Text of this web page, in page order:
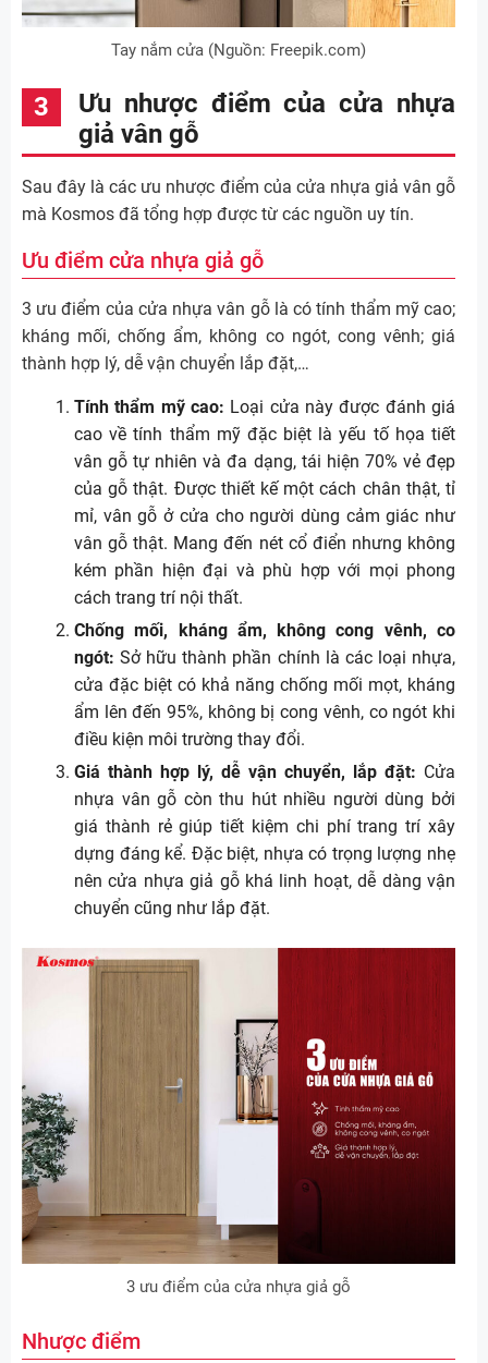
Tay nắm cửa (Nguồn: Freepik.com)
Ưu nhược điểm của cửa nhựa
giả vân gỗ
Sau đây là các ưu nhược điểm của cửa nhựa giả vân gỗ
mà Kosmos đã tổng hợp được từ các nguồn uy tín.
Ưu điểm cửa nhựa giả gỗ
3 ưu điểm của cửa nhựa vân gỗ là có tính thẩm mỹ cao;
kháng mối, chống ẩm, không co ngót, cong vênh; giá
thành hợp lý, dễ vận chuyển lắp đặt,…
Tính thẩm mỹ cao: Loại cửa này được đánh giá
cao về tính thẩm mỹ đặc biệt là yếu tố họa tiết
vân gỗ tự nhiên và đa dạng, tái hiện 70% vẻ đẹp
của gỗ thật. Được thiết kế một cách chân thật, tỉ
mỉ, vân gỗ ở cửa cho người dùng cảm giác như
vân gỗ thật. Mang đến nét cổ điển nhưng không
kém phần hiện đại và phù hợp với mọi phong
cách trang trí nội thất.
Chống mối, kháng ẩm, không cong vênh, co
ngót: Sở hữu thành phần chính là các loại nhựa,
cửa đặc biệt có khả năng chống mối mọt, kháng
ẩm lên đến 95%, không bị cong vênh, co ngót khi
điều kiện môi trường thay đổi.
Giá thành hợp lý, dễ vận chuyển, lắp đặt: Cửa
nhựa vân gỗ còn thu hút nhiều người dùng bởi
giá thành rẻ giúp tiết kiệm chi phí trang trí xây
dựng đáng kể. Đặc biệt, nhựa có trọng lượng nhẹ
nên cửa nhựa giả gỗ khá linh hoạt, dễ dàng vận
chuyển cũng như lắp đặt.
3 ưu điểm của cửa nhựa giả gỗ
Nhược điểm